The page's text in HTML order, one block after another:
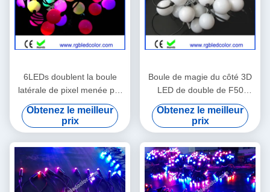
6LEDs doublent la boule
latérale de pixel menée par
ws2811 de source lumineuse
Obtenez le meilleur
prix
Boule de magie du côté 3D
LED de double de F50
ws2811
Obtenez le meilleur
prix